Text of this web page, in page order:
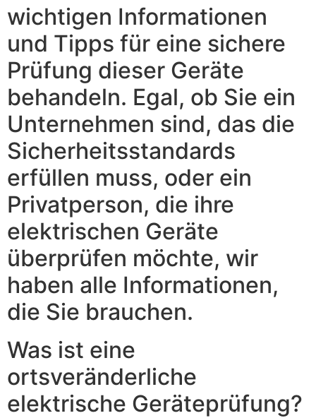
wichtigen Informationen
und Tipps für eine sichere
Prüfung dieser Geräte
behandeln. Egal, ob Sie ein
Unternehmen sind, das die
Sicherheitsstandards
erfüllen muss, oder ein
Privatperson, die ihre
elektrischen Geräte
überprüfen möchte, wir
haben alle Informationen,
die Sie brauchen.
Was ist eine
ortsveränderliche
elektrische Geräteprüfung?